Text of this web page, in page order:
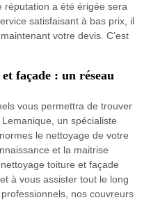
réputation a été érigée sera
satisfaisant à bas prix, il
votre devis. C’est
façade : un réseau
vous permettra de trouver
un spécialiste
le nettoyage de votre
et la maitrise
toiture et façade
à vous assister tout le long
nos couvreurs